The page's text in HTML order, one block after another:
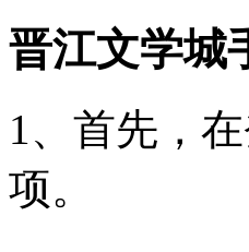
晋江文学城
1、首先，
项。